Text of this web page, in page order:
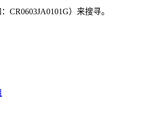
CR0603JA0101G）来搜寻。